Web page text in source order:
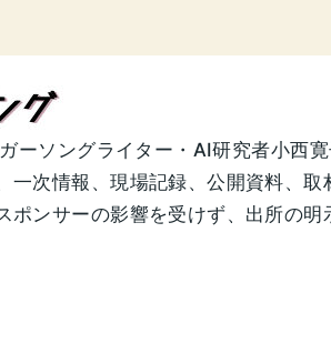
ーソングライター・AI研究者小西
一次情報、現場記録、公開資料、
ポンサーの影響を受けず、出所の